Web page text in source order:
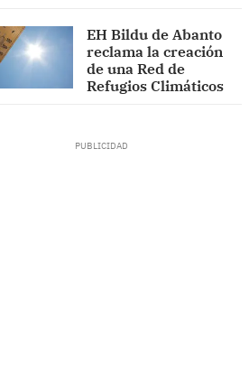
EH Bildu de Abanto
reclama la creación
de una Red de
Refugios Climáticos